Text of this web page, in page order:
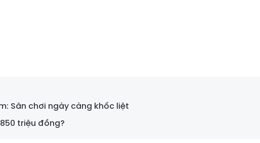
Sân chơi ngày càng khốc liệt
triệu đồng?